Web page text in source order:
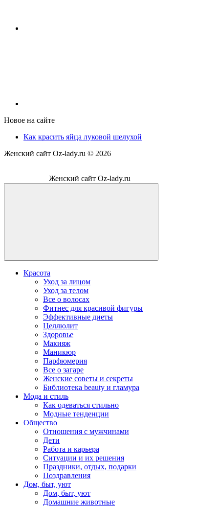
Новое на сайте
Как красить яйца луковой шелухой
Женский сайт Oz-lady.ru © 2026
Женский сайт Oz-lady.ru
Красота
Уход за лицом
Уход за телом
Все о волосах
Фитнес для красивой фигуры
Эффективные диеты
Целлюлит
Здоровье
Макияж
Маникюр
Парфюмерия
Все о загаре
Женские советы и секреты
Библиотека beauty и гламура
Мода и стиль
Как одеваться стильно
Модные тенденции
Общество
Отношения с мужчинами
Дети
Работа и карьера
Ситуации и их решения
Праздники, отдых, подарки
Поздравления
Дом, быт, уют
Дом, быт, уют
Домашние животные